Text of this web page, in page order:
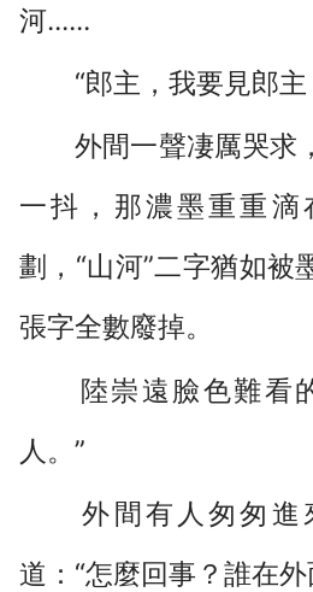
河......
“郎主，我要見郎主
外間一聲凄厲哭求
一抖，那濃墨重重滴
劃，“山河”二字猶如被
張字全數廢掉。
陸崇遠臉色難看的
人。”
外間有人匆匆進
道：“怎麼回事？誰在外